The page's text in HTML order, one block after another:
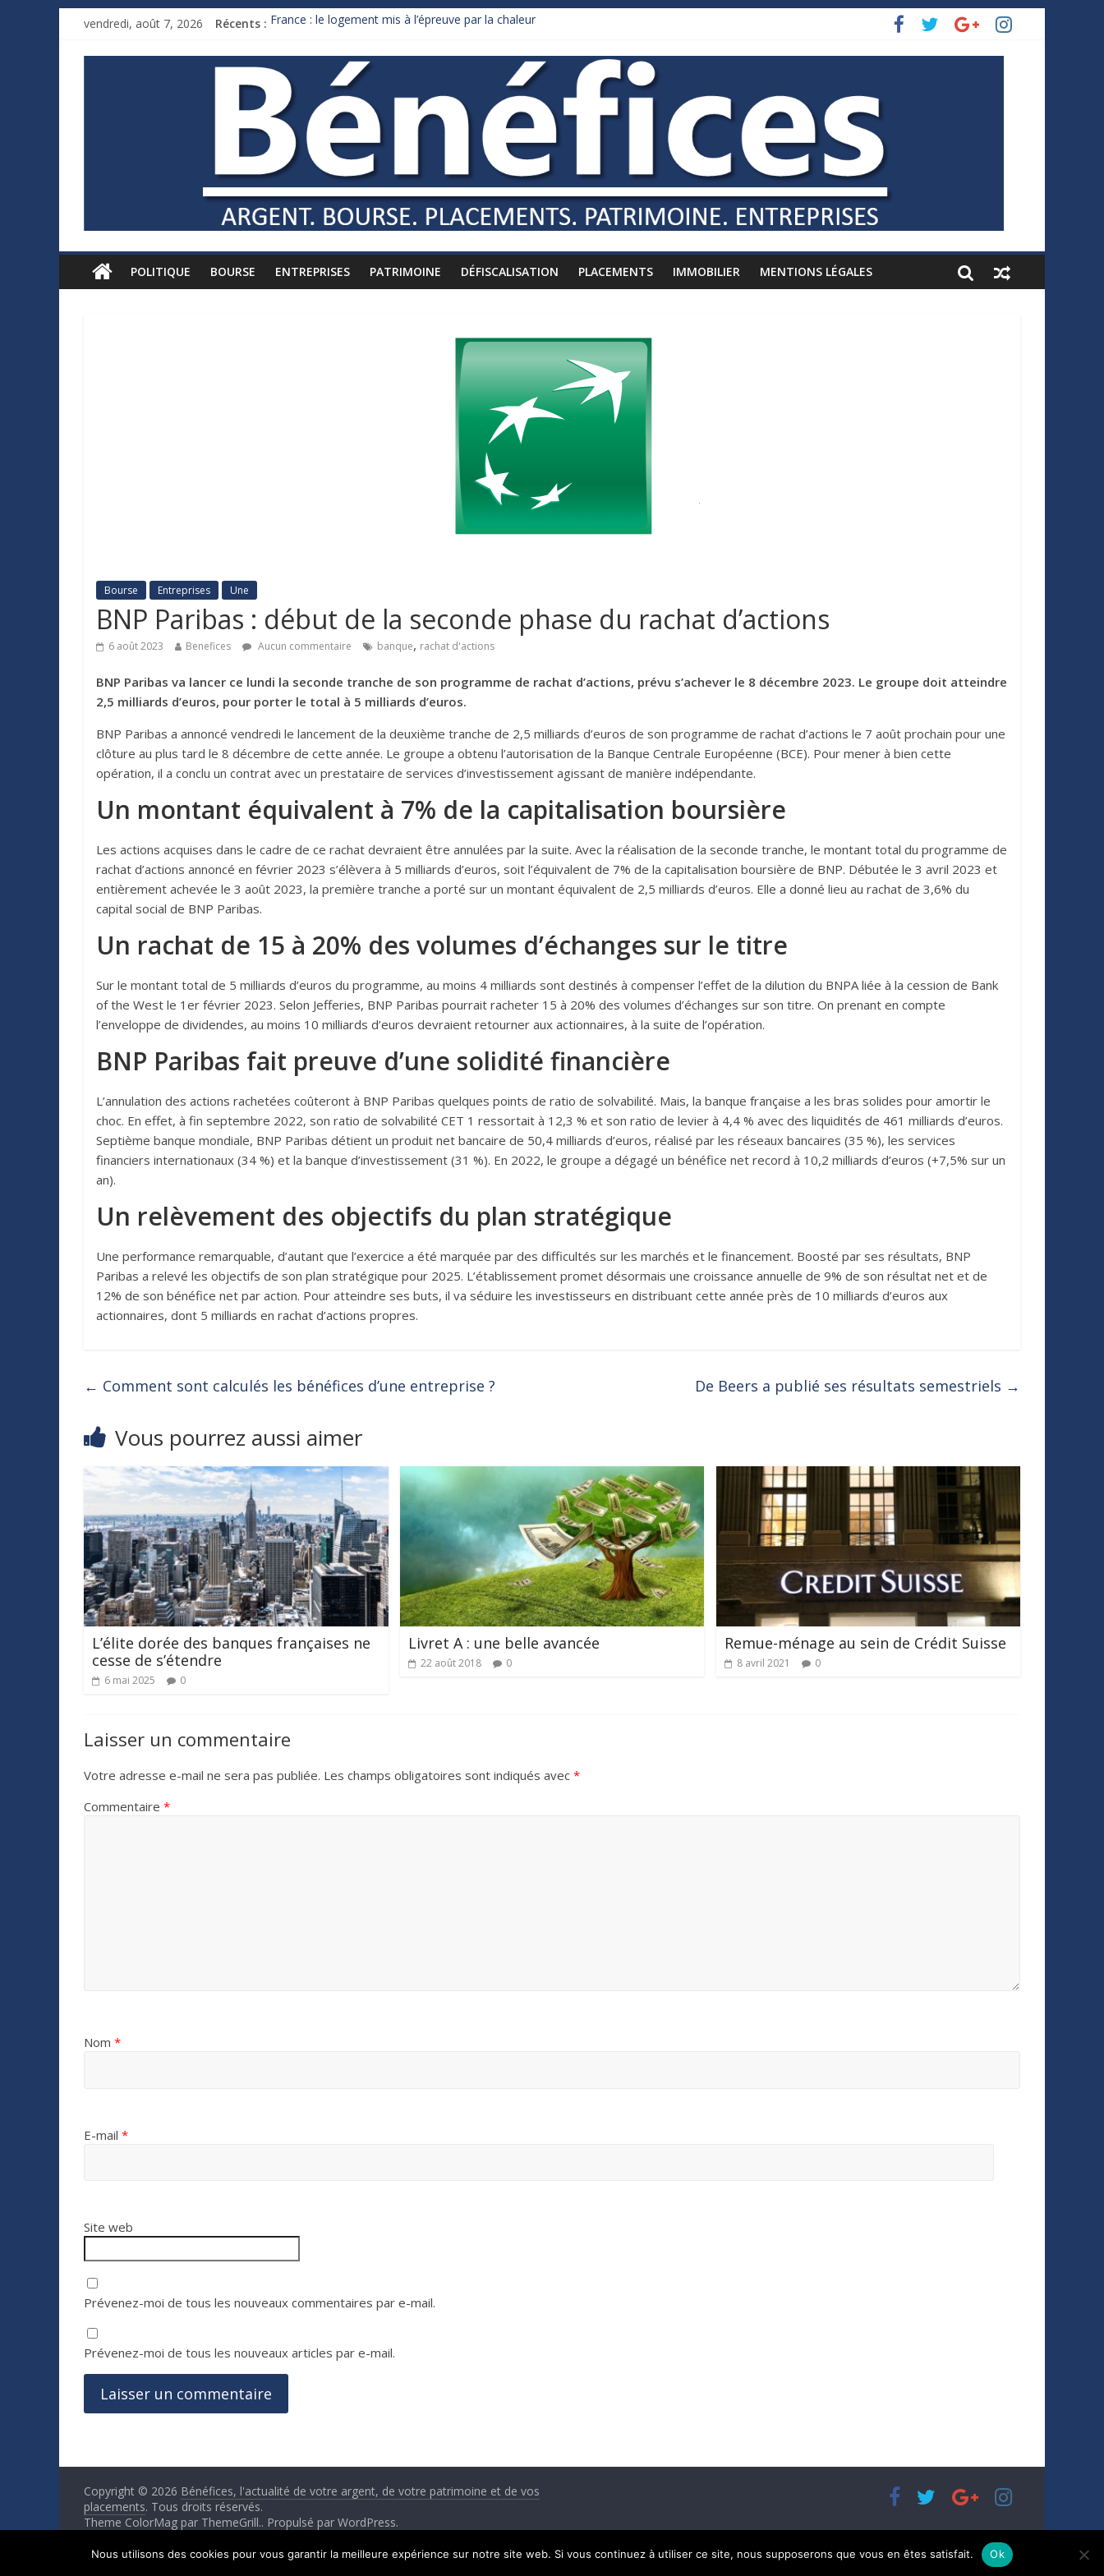
vendredi, août 7, 2026 Récents : France : le logement mis à l’épreuve par la chaleur
Royaume-Uni : Andy Burnham recule sur l’impôt
Xavier Niel, le milliardaire qui ne touche presque rien
Ruée des fortunes russes vers l’étranger
POLITIQUE BOURSE ENTREPRISES PATRIMOINE DÉFISCALISATION PLACEMENTS IMMOBILIER MENTIONS LÉGALES
Bourse Entreprises Une
BNP Paribas : début de la seconde phase du rachat d’actions
6 août 2023 Benefices Aucun commentaire banque, rachat d'actions
BNP Paribas va lancer ce lundi la seconde tranche de son programme de rachat d’actions, prévu s’achever le 8 décembre 2023. Le groupe doit atteindre
2,5 milliards d’euros, pour porter le total à 5 milliards d’euros.
BNP Paribas a annoncé vendredi le lancement de la deuxième tranche de 2,5 milliards d’euros de son programme de rachat d’actions le 7 août prochain pour une
clôture au plus tard le 8 décembre de cette année. Le groupe a obtenu l’autorisation de la Banque Centrale Européenne (BCE). Pour mener à bien cette
opération, il a conclu un contrat avec un prestataire de services d’investissement agissant de manière indépendante.
Un montant équivalent à 7% de la capitalisation boursière
Les actions acquises dans le cadre de ce rachat devraient être annulées par la suite. Avec la réalisation de la seconde tranche, le montant total du programme de
rachat d’actions annoncé en février 2023 s’élèvera à 5 milliards d’euros, soit l’équivalent de 7% de la capitalisation boursière de BNP. Débutée le 3 avril 2023 et
entièrement achevée le 3 août 2023, la première tranche a porté sur un montant équivalent de 2,5 milliards d’euros. Elle a donné lieu au rachat de 3,6% du
capital social de BNP Paribas.
Un rachat de 15 à 20% des volumes d’échanges sur le titre
Sur le montant total de 5 milliards d’euros du programme, au moins 4 milliards sont destinés à compenser l’effet de la dilution du BNPA liée à la cession de Bank
of the West le 1er février 2023. Selon Jefferies, BNP Paribas pourrait racheter 15 à 20% des volumes d’échanges sur son titre. On prenant en compte
l’enveloppe de dividendes, au moins 10 milliards d’euros devraient retourner aux actionnaires, à la suite de l’opération.
BNP Paribas fait preuve d’une solidité financière
L’annulation des actions rachetées coûteront à BNP Paribas quelques points de ratio de solvabilité. Mais, la banque française a les bras solides pour amortir le
choc. En effet, à fin septembre 2022, son ratio de solvabilité CET 1 ressortait à 12,3 % et son ratio de levier à 4,4 % avec des liquidités de 461 milliards d’euros.
Septième banque mondiale, BNP Paribas détient un produit net bancaire de 50,4 milliards d’euros, réalisé par les réseaux bancaires (35 %), les services
financiers internationaux (34 %) et la banque d’investissement (31 %). En 2022, le groupe a dégagé un bénéfice net record à 10,2 milliards d’euros (+7,5% sur un
an).
Un relèvement des objectifs du plan stratégique
Une performance remarquable, d’autant que l’exercice a été marquée par des difficultés sur les marchés et le financement. Boosté par ses résultats, BNP
Paribas a relevé les objectifs de son plan stratégique pour 2025. L’établissement promet désormais une croissance annuelle de 9% de son résultat net et de
12% de son bénéfice net par action. Pour atteindre ses buts, il va séduire les investisseurs en distribuant cette année près de 10 milliards d’euros aux
actionnaires, dont 5 milliards en rachat d’actions propres.
← Comment sont calculés les bénéfices d’une entreprise ? De Beers a publié ses résultats semestriels →
Vous pourrez aussi aimer
L’élite dorée des banques françaises ne
cesse de s’étendre
6 mai 2025 0
Livret A : une belle avancée
22 août 2018 0
Remue-ménage au sein de Crédit Suisse
8 avril 2021 0
Laisser un commentaire
Votre adresse e-mail ne sera pas publiée. Les champs obligatoires sont indiqués avec *
Commentaire *
Nom *
E-mail *
Site web
Prévenez-moi de tous les nouveaux commentaires par e-mail.
Prévenez-moi de tous les nouveaux articles par e-mail.
Copyright © 2026 Bénéfices, l'actualité de votre argent, de votre patrimoine et de vos
placements. Tous droits réservés.
Theme ColorMag par ThemeGrill.. Propulsé par WordPress.
Nous utilisons des cookies pour vous garantir la meilleure expérience sur notre site web. Si vous continuez à utiliser ce site, nous supposerons que vous en êtes satisfait. Ok